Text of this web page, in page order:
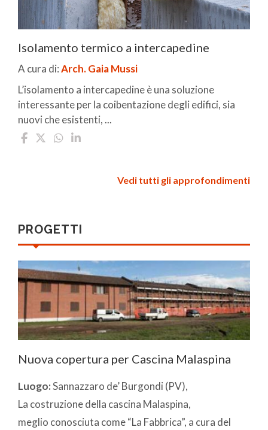
Isolamento termico a intercapedine
A cura di:Arch. Gaia Mussi
L’isolamento a intercapedine è una soluzione
interessante per la coibentazione degli edifici, sia
nuovi che esistenti, ...
Vedi tutti gli approfondimenti
PROGETTI
Nuova copertura per Cascina Malaspina
Luogo:Sannazzaro de’ Burgondi (PV),
La costruzione della cascina Malaspina,
meglio conosciuta come “La Fabbrica”, a cura del